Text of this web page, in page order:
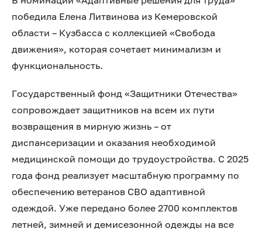
победила Елена Литвинова из Кемеровской
области – Кузбасса с коллекцией «Свобода
движения», которая сочетает минимализм и
функциональность.
Государственный фонд «Защитники Отечества»
сопровождает защитников на всем их пути
возвращения в мирную жизнь – от
диспансеризации и оказания необходимой
медицинской помощи до трудоустройства. С 2025
года фонд реализует масштабную программу по
обеспечению ветеранов СВО адаптивной
одеждой. Уже передано более 2700 комплектов
летней, зимней и демисезонной одежды на все